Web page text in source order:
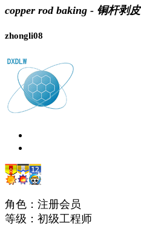
copper rod baking - 铜杆剥皮
zhongli08
角色：注册会员
等级：初级工程师